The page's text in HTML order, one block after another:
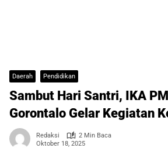
Daerah Pendidikan
Sambut Hari Santri, IKA
Gorontalo Gelar Kegiatan
Redaksi
2 Min Baca
Oktober 18, 2025